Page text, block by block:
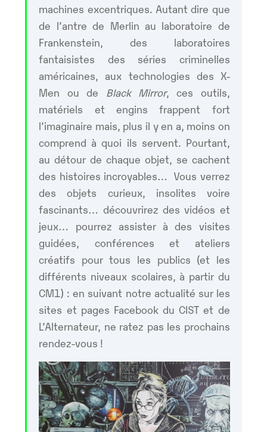
machines excentriques. Autant dire que
de l’antre de Merlin au laboratoire de
Frankenstein, des laboratoires
fantaisistes des séries criminelles
américaines, aux technologies des X-
Men ou de Black Mirror, ces outils,
matériels et engins frappent fort
l’imaginaire mais, plus il y en a, moins on
comprend à quoi ils servent. Pourtant,
au détour de chaque objet, se cachent
des histoires incroyables… Vous verrez
des objets curieux, insolites voire
fascinants… découvrirez des vidéos et
jeux… pourrez assister à des visites
guidées, conférences et ateliers
créatifs pour tous les publics (et les
différents niveaux scolaires, à partir du
CM1) : en suivant notre actualité sur les
sites et pages Facebook du CIST et de
L’Alternateur, ne ratez pas les prochains
rendez-vous !